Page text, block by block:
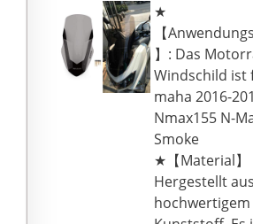
★
【
】: Das
Windschild ist
maha 2016-
Nmax155 N-
Smoke
★【Material】
Hergestellt aus
hochwertigem